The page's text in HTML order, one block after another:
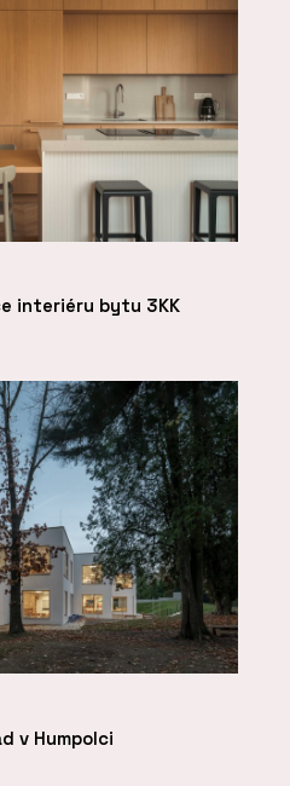
interiéru bytu 3KK
v Humpolci